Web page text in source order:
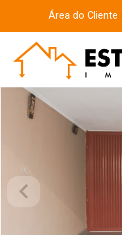
Área do Cliente